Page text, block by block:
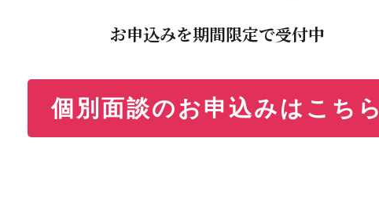
お申込みを期間限定で受付中
個別面談のお申込みはこちら